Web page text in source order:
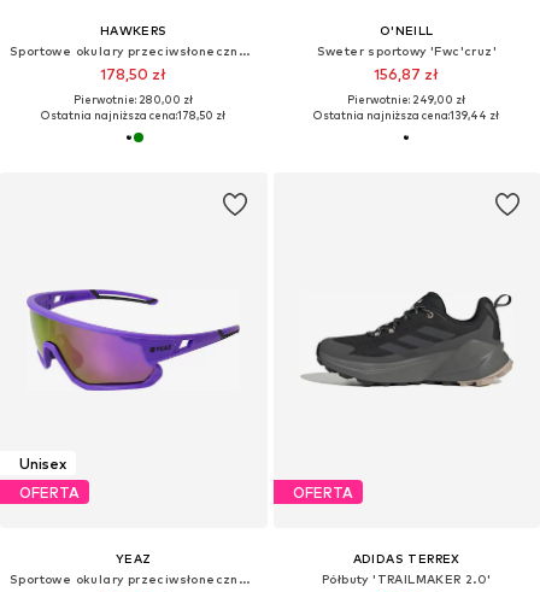
HAWKERS
Sportowe okulary przeciwsłoneczne 'Power'
178,50 zł
Pierwotnie: 280,00 zł
Ostatnia najniższa cena:178,50 zł
O'NEILL
Sweter sportowy 'Fwc'cruz'
156,87 zł
Pierwotnie: 249,00 zł
Ostatnia najniższa cena:139,44 zł
Unisex
OFERTA
YEAZ
Sportowe okulary przeciwsłoneczne 'Sunrise'
OFERTA
ADIDAS TERREX
Półbuty 'TRAILMAKER 2.0'